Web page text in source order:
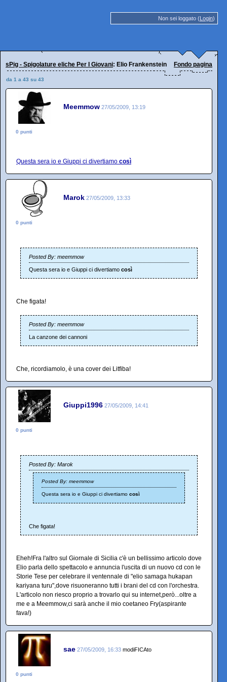
Non sei loggato (Login)
sPig - Spigolature eliche Per I Giovani: Elio Frankenstein Fondo pagina
da 1 a 43 su 43
Meemmow 27/05/2009, 13:19
0 punti
Questa sera io e Giuppi ci divertiamo così
Marok 27/05/2009, 13:33
0 punti
Posted By: meemmow
Questa sera io e Giuppi ci divertiamo così
Che figata!
Posted By: meemmow
La canzone dei cannoni
Che, ricordiamolo, è una cover dei Litfiba!
Giuppi1996 27/05/2009, 14:41
0 punti
Posted By: Marok
Posted By: meemmow
Questa sera io e Giuppi ci divertiamo così
Che figata!
Eheh!Fra l'altro sul Giornale di Sicilia c'è un bellissimo articolo dove
Elio parla dello spettacolo e annuncia l'uscita di un nuovo cd con le
Storie Tese per celebrare il ventennale di "elio samaga hukapan
kariyana turu",dove risuoneranno tutti i brani del cd con l'orchestra.
L'articolo non riesco proprio a trovarlo qui su internet,però...oltre a
me e a Meemmow,ci sarà anche il mio coetaneo Fry(aspirante
fava!)
sae 27/05/2009, 16:33 modiFICAto
0 punti